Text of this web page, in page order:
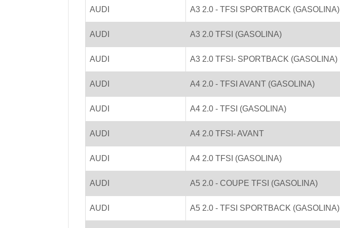
AUDI A3 2.0 - TFSI SPORTBACK (GASOLINA)
AUDI A3 2.0 TFSI (GASOLINA)
AUDI A3 2.0 TFSI- SPORTBACK (GASOLINA)
AUDI A4 2.0 - TFSI AVANT (GASOLINA)
AUDI A4 2.0 - TFSI (GASOLINA)
AUDI A4 2.0 TFSI- AVANT
AUDI A4 2.0 TFSI (GASOLINA)
AUDI A5 2.0 - COUPE TFSI (GASOLINA)
AUDI A5 2.0 - TFSI SPORTBACK (GASOLINA)